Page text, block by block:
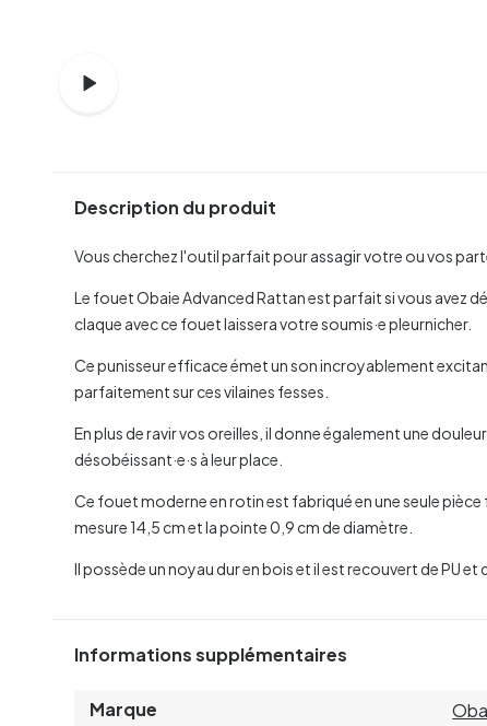
Description du produit
Vous cherchez l'outil parfait pour assagir votre ou vos
Le fouet Obaie Advanced Rattan est parfait si vous avez
claque avec ce fouet laissera votre soumis·e pleurnicher.
Ce punisseur efficace émet un son incroyablement
parfaitement sur ces vilaines fesses.
En plus de ravir vos oreilles, il donne également une
désobéissant·e·s à leur place.
Ce fouet moderne en rotin est fabriqué en une seule
mesure 14,5 cm et la pointe 0,9 cm de diamètre.
Il possède un noyau dur en bois et il est recouvert de PU et
Informations supplémentaires
Marque